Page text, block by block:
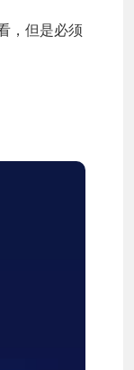
，但是必须